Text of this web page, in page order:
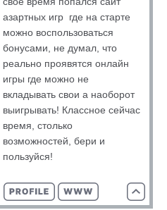
азартных игр где на старте
можно воспользоваться
бонусами, не думал, что
реально проявятся онлайн
игры где можно не
вкладывать свои а наоборот
выигрывать! Классное сейчас
время, столько
возможностей, бери и
пользуйся!